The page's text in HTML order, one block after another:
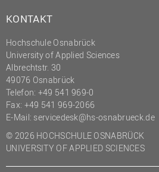
KONTAKT
Hochschule Osnabrück
University of Applied Sciences
Albrechtstr. 30
49076 Osnabrück
Telefon: +49 541 969-0
Fax: +49 541 969-2066
E-Mail: servicedesk@hs-osnabrueck.de
© 2026 HOCHSCHULE OSNABRÜCK
UNIVERSITY OF APPLIED SCIENCES